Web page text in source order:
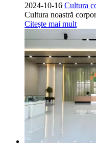
2024-10-16 Cultura
Cultura noastră
Citeşte mai mult